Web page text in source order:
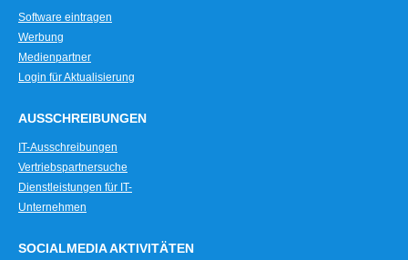
Kreditvergabe-Management
Leasing- und Plangüter
No Show Gebühr
Offshore-Management
Sammelanordnung
Schnittstelle Finanzbuchhaltung
Spendenverwaltung
Transaktion-Überwachung
Software eintragen
Werbung
Medienpartner
Login für Aktualisierung
AUSSCHREIBUNGEN
IT-Ausschreibungen
Vertriebspartnersuche
Dienstleistungen für IT-
Unternehmen
SOCIALMEDIA AKTIVITÄTEN